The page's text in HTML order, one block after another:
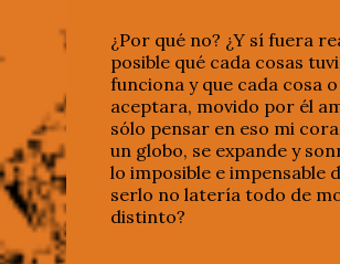
¿Por qué no? ¿Y sí fuera
posible qué cada cosas
funciona y que cada cosa
aceptara, movido por él
sólo pensar en eso mi
un globo, se expande y
lo imposible e impensable
serlo no latería todo de
distinto?